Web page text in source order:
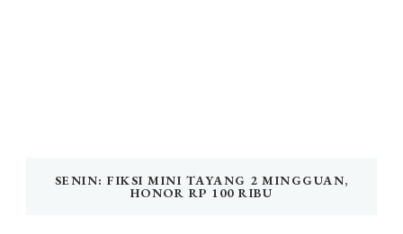
SENIN: FIKSI MINI TAYANG 2 MINGGUAN,
HONOR RP 100 RIBU